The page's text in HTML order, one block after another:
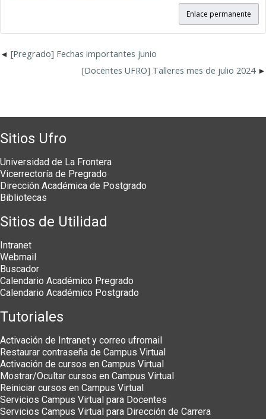
Enlace permanente
[Pregrado] Fechas importantes junio
[Docentes UFRO] Talleres mes de julio 2024
Sitios Ufro
Universidad de La Frontera
Vicerrectoría de Pregrado
Dirección Académica de Postgrado
Bibliotecas
Sitios de Utilidad
Intranet
Webmail
Buscador
Calendario Académico Pregrado
Calendario Académico Postgrado
Tutoriales
Activación de Intranet y correo ufromail
Restaurar contraseña de Campus Virtual
Activación de cursos en Campus Virtual
Mostrar/Ocultar cursos en Campus Virtual
Reiniciar cursos en Campus Virtual
Servicios Campus Virtual para Docentes
Servicios Campus Virtual para Dirección de Carrera